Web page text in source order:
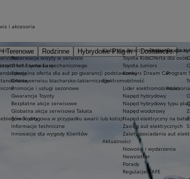
i Terenowe Rodzinne Hybrydowe Plug-in
Dostawcze
Ekobonus dla
Oferta dla osób
Toyoty
Kluby dla dzieci i młodzieży
Toyota Kids
Toyota Juniors
Konkurs Dream Car
Elektromobilność
Lider elektromobilności
Napęd hybrydowy
Napęd hybrydowy typu
Napęd wodorowy
Napęd elektryczny na
Zasięg aut elektrycznych
Zalety posiadania aut
Aktualności
Nowości i wydarzenia
Newsletter
Porady
Regulacje CAFE
rat Toyota Easy
i akcesoria
Rezerwacja wizyty w serwisie
Oferta serwisu mechanicznego
Specjalna oferta dla aut po gwarancji podstawowej
Oferta serwisu blacharsko-lakierniczego
Promocje i usługi sezonowe
Gwarancje Toyoty
Bezpłatne akcje serwisowe
Globalna akcja serwisowa Takata
Pomoc drogowa w przypadku awarii lub kolizji
Informacje techniczne
Innowacje dla wygody Klientów
Program
Akcesoria